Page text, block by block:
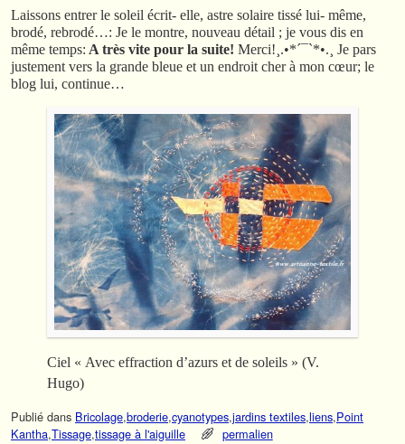
Laissons entrer le soleil écrit- elle, astre solaire tissé lui- même,
brodé, rebrodé…: Je le montre, nouveau détail ; je vous dis en
même temps: A très vite pour la suite! Merci!¸.•*´¯`*•.¸ Je pars
justement vers la grande bleue et un endroit cher à mon cœur; le
blog lui, continue…
Ciel « Avec effraction d’azurs et de soleils » (V.
Hugo)
Publié dans Bricolage,broderie,cyanotypes,jardins textiles,liens,Point
Kantha,Tissage,tissage à l'aiguille permalien